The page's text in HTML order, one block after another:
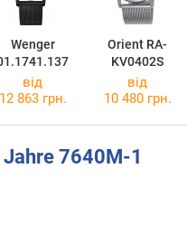
Wenger
Orient RA-
KV0402S
від
12 863 грн.
від
10 480 грн.
7640M-1